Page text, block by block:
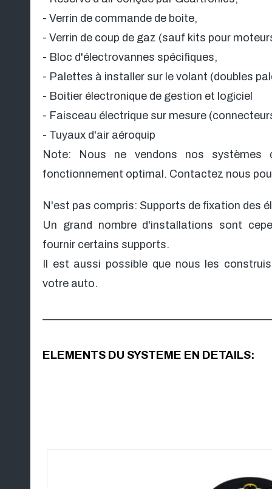
- Verrin de commande de boite,
- Verrin de coup de gaz (sauf kits pour
- Bloc d'électrovannes spécifiques,
- Palettes à installer sur le volant (doubles
- Boitier électronique de gestion et logiciel
- Faisceau électrique sur mesure
- Tuyaux d'air aéroquip
Note: Nous ne vendons nos systèmes
fonctionnement optimal. Contactez nous
N'est pas compris: Supports de fixation des
Un grand nombre d'installations sont
fournir certains supports.
Il est aussi possible que nous les
votre auto.
ELEMENTS DU SYSTEME EN DETAILS: